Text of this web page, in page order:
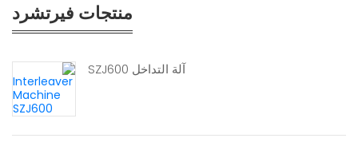
منتجات فيرتشرد
آلة التداخل SZJ600